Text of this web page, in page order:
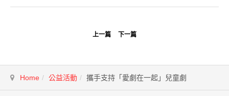
上一篇 下一篇
Home 公益活動 攜手支持「愛劇在一起」兒童劇